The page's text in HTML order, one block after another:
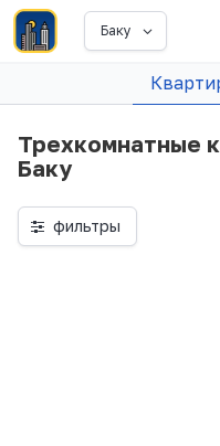
Баку
Трехкомнатные
Баку
фильтры